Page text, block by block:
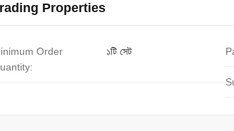
Properties
Order
১টি সেট